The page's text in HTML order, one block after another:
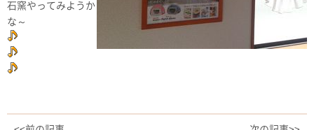
石窯やってみようか
な～